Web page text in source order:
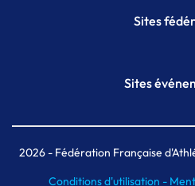
Sites
Plateforme
Sites
Meeting de
MAIF Ekiden
2026- Fédération Française
Conditions d'utilisation -